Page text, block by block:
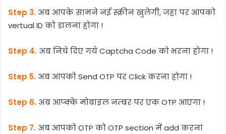
Step 3. अब आपके सामने नई स्क्रीन खुलेगी, जहा पर आपको
vertual ID को डालना होगा !
Step 4. अब निचे दिए गये Captcha Code को भरना होगा !
Step 5. अब आपको Send OTP पर Click करना होगा !
Step 6. अब आप्क्के मोबाइल नम्बर पर एक OTP आएगा !
Step 7. अब आपको OTP को OTP section में add करना